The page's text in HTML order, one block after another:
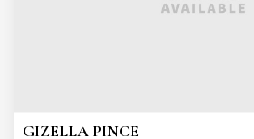
GIZELLA PINCE